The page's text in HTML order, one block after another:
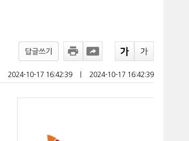
답글쓰기
2024-10-17 16:42:39 2024-10-17 16:42:39